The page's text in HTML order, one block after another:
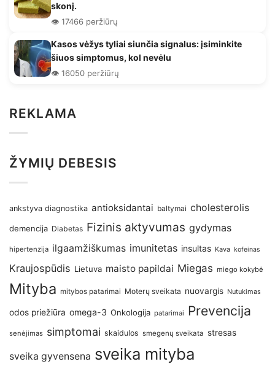
skonį.
👁️ 17466 peržiūrų
Kasos vėžys tyliai siunčia signalus: įsiminkite
šiuos simptomus, kol nevėlu
👁️ 16050 peržiūrų
REKLAMA
ŽYMIŲ DEBESIS
ankstyva diagnostika antioksidantai baltymai cholesterolis
demencija Diabetas Fizinis aktyvumas gydymas
hipertenzija ilgaamžiškumas imunitetas insultas Kava kofeinas
Kraujospūdis Lietuva maisto papildai Miegas miego kokybė
Mityba mitybos patarimai Moterų sveikata nuovargis Nutukimas
odos priežiūra omega-3 Onkologija patarimai Prevencija
senėjimas simptomai skaidulos smegenų sveikata stresas
sveika gyvensena sveika mityba